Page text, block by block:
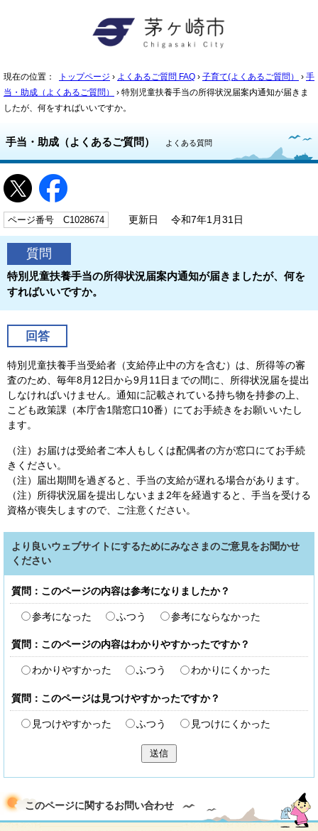
現在の位置： トップページ › よくあるご質問 FAQ › 子育て(よくあるご質問） › 手
当・助成（よくあるご質問）
› 特別児童扶養手当の所得状況届案内通知が届きま
したが、何をすればいいですか。
手当・助成（よくあるご質問） よくある質問
ページ番号 C1028674 更新日 令和7年1月31日
質問
特別児童扶養手当の所得状況届案内通知が届きましたが、何を
すればいいですか。
回答
特別児童扶養手当受給者（支給停止中の方を含む）は、所得等の審
査のため、毎年8月12日から9月11日までの間に、所得状況届を提出
しなければいけません。通知に記載されている持ち物を持参の上、
こども政策課（本庁舎1階窓口10番）にてお手続きをお願いいたし
ます。
（注）お届けは受給者ご本人もしくは配偶者の方が窓口にてお手続
きください。
（注）届出期間を過ぎると、手当の支給が遅れる場合があります。
（注）所得状況届を提出しないまま2年を経過すると、手当を受ける
資格が喪失しますので、ご注意ください。
より良いウェブサイトにするためにみなさまのご意見をお聞かせ
ください
質問：このページの内容は参考になりましたか？
参考になった ふつう 参考にならなかった
質問：このページの内容はわかりやすかったですか？
わかりやすかった ふつう わかりにくかった
質問：このページは見つけやすかったですか？
見つけやすかった ふつう 見つけにくかった
送信
このページに関するお問い合わせ